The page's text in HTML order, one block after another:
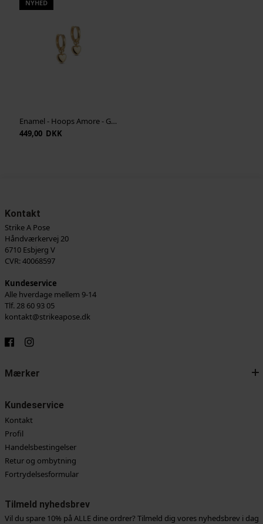
NYHED
Enamel - Hoops Amore - Guld
449,00 DKK
Kontakt
Strike A Pose
Håndværkervej 20
6710 Esbjerg V
CVR: 40068597
Kundeservice
Alle hverdage mellem 9-14
Tlf. 28 60 93 05
kontakt@strikeapose.dk
Mærker
Kundeservice
Kontakt
Profil
Handelsbestingelser
Retur og ombytning
Fortrydelsesformular
Tilmeld nyhedsbrev
Vil du spare 10% på ALLE dine ordrer? Tilmeld dig vores nyhedsbrev i dag